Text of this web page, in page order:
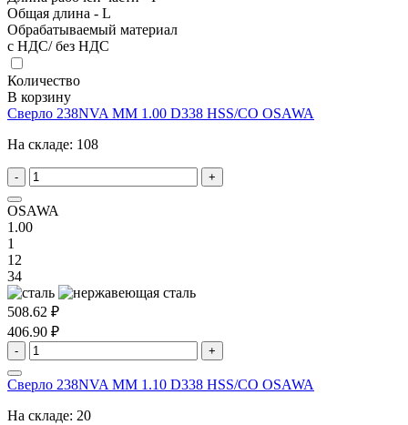
Общая длина - L
Обрабатываемый материал
с НДС/ без НДС
Количество
В корзину
Сверло 238NVA MM 1.00 D338 HSS/CO OSAWA
На складе: 108
- +
OSAWA
1.00
1
12
34
508.62 ₽
406.90 ₽
- +
Сверло 238NVA MM 1.10 D338 HSS/CO OSAWA
На складе: 20